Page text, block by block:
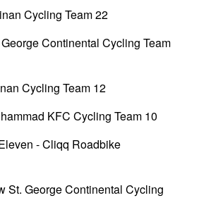
Cycling Team 22
Continental Cycling Team
Cycling Team 12
KFC Cycling Team 10
- Cliqq Roadbike
St. George Continental Cycling